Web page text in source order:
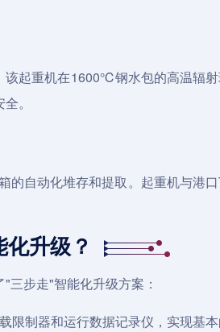
该起重机在1600℃钢水包的高温辐
。
的自动化堆存和提取。起重机与港
升级？
步走"智能化升级方案：
制器和运行数据记录仪，实现基